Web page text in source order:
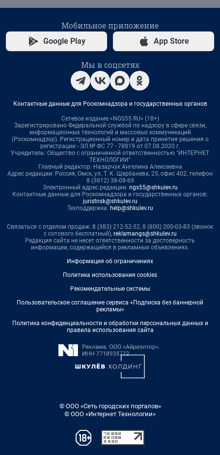
Мобильное приложение
Google Play App Store
Мы в соцсетях
Контактные данные для Роскомнадзора и государственных органов
Сетевое издание «NGS55.RU» (18+)
Зарегистрировано Федеральной службой по надзору в сфере связи,
информационных технологий и массовых коммуникаций
(Роскомнадзор). Регистрационный номер и дата принятия решения о
регистрации - ЭЛ № ФС 77 - 78819 от 07.08.2020 г.
Учредитель: Общество с ограниченной ответственностью "ИНТЕРНЕТ
ТЕХНОЛОГИИ"
Главный редактор: Назарчук Ангелина Алексеевна
Адрес редакции: Россия, Омск, ул. Т. К. Щербанева, 25, офис 402, телефон
8 (3812) 38-08-69
Электронный адрес редакции: ngs55@shkulev.ru
Контактные данные для Роскомнадзора и государственных органов:
juristnsk@shkulev.ru
Техподдержка: help@shkulev.ru
Связаться с отделом продаж: 8 (383) 212-52-52, 8 (800) 200-03-83 (звонок
с сотового бесплатный), reklamangs@shkulev.ru
Редакция сайта не несет ответственности за достоверность
информации, содержащейся в рекламных объявлениях.
Информация об ограничениях
Политика использования cookies
Рекомендательные системы
Пользовательское соглашение сервиса «Подписка без баннерной
рекламы»
Политика конфиденциальности и обработки персональных данных и
правила использования сайта
© ООО «Сеть городских порталов»
© ООО «Интернет Технологии»